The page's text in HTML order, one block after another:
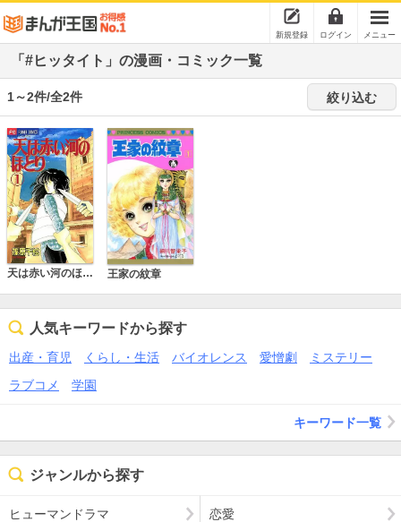
新規登録 ログイン メニュー
「#ヒッタイト」の漫画・コミック一覧
1～2件/全2件 絞り込む
天は赤い河のほとり 王家の紋章
人気キーワードから探す
出産・育児 くらし・生活 バイオレンス 愛憎劇
ミステリー
ラブコメ
学園
キーワード一覧
ジャンルから探す
ヒューマンドラマ 恋愛